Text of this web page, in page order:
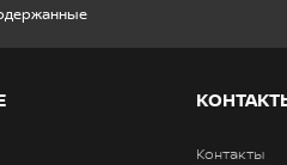
Контакты